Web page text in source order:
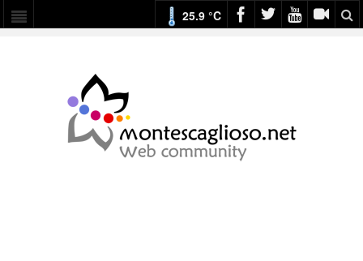
25.9 °C